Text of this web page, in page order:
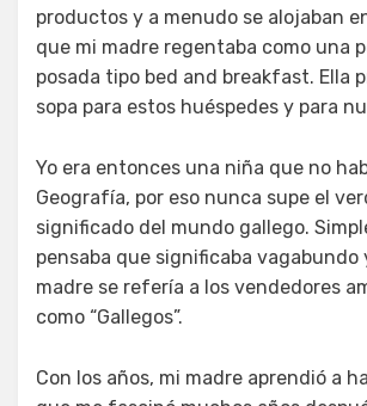
productos y a menudo se alojaban
que mi madre regentaba como una
posada tipo bed and breakfast. Ella
sopa para estos huéspedes y para
Yo era entonces una niña que no
Geografía, por eso nunca supe el
significado del mundo gallego.
pensaba que significaba vagabundo
madre se refería a los vendedores
como “Gallegos”.
Con los años, mi madre aprendió a